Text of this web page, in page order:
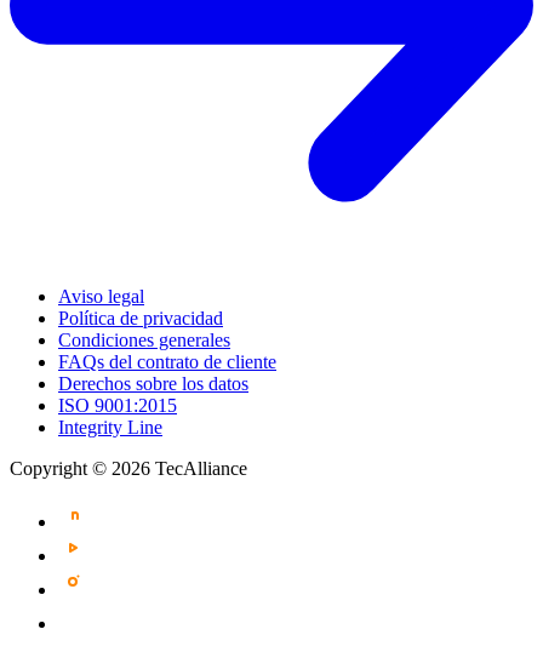
Aviso legal
Política de privacidad
Condiciones generales
FAQs del contrato de cliente
Derechos sobre los datos
ISO 9001:2015
Integrity Line
Copyright © 2026 TecAlliance